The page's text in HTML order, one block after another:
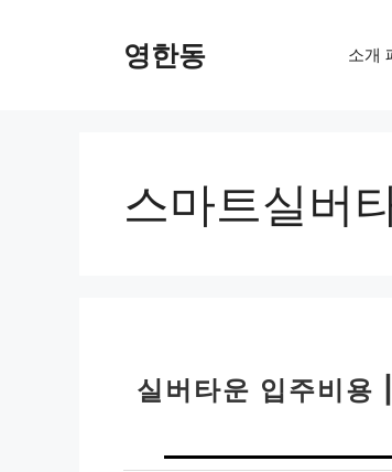
영한동 소개
스마트실버
실버타운 입주비용